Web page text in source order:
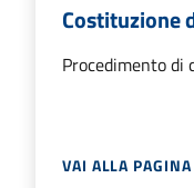
Costituzione
Procedimento di
VAI ALLA PAGINA